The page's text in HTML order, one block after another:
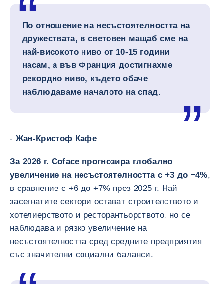
По отношение на несъстоятелността на
дружествата, в световен мащаб сме на
най-високото ниво от 10-15 години
насам, а във Франция достигнахме
рекордно ниво, където обаче
наблюдаваме началото на спад.
- Жан-Кристоф Кафе
За 2026 г. Coface прогнозира глобално
увеличение на несъстоятелността с +3 до +4%,
в сравнение с +6 до +7% през 2025 г. Най-
засегнатите сектори остават строителството и
хотелиерството и ресторантьорството, но се
наблюдава и рязко увеличение на
несъстоятелността сред средните предприятия
със значителни социални баланси.